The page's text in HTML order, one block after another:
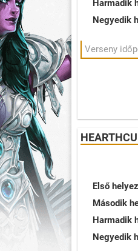
Harmadik
Negyedik
Verseny
Első
Második
Harmadik
Negyedik